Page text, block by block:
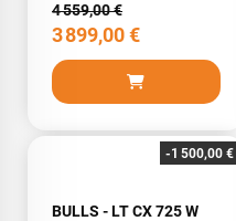
4 559,00 €
3 899,00 €
-1 500,00 €
BULLS - LT CX 725 W